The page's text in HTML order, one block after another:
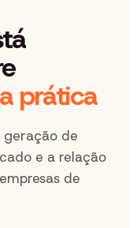
prática
geração de
e a relação
de